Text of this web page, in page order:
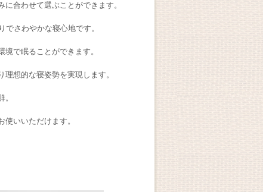
合わせて選ぶことができます。
さわやかな寝心地です。
で眠ることができます。
想的な寝姿勢を実現します。
いいただけます。